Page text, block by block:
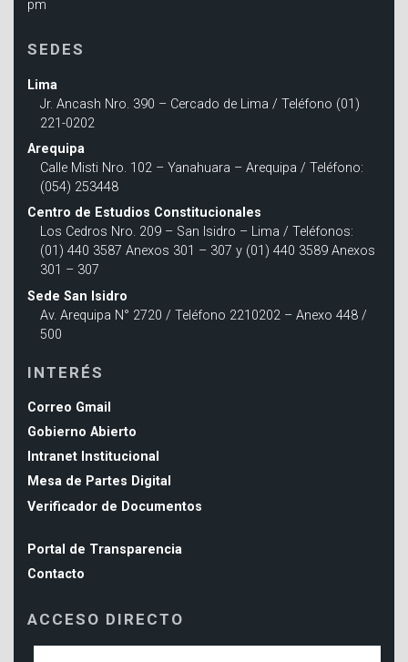
pm
SEDES
Lima
Jr. Ancash Nro. 390 – Cercado de Lima / Teléfono (01)
221-0202
Arequipa
Calle Misti Nro. 102 – Yanahuara – Arequipa / Teléfono:
(054) 253448
Centro de Estudios Constitucionales
Los Cedros Nro. 209 – San Isidro – Lima / Teléfonos:
(01) 440 3587 Anexos 301 – 307 y (01) 440 3589 Anexos
301 – 307
Sede San Isidro
Av. Arequipa N° 2720 / Teléfono 2210202 – Anexo 448 /
500
INTERÉS
Correo Gmail
Gobierno Abierto
Intranet Institucional
Mesa de Partes Digital
Verificador de Documentos
Portal de Transparencia
Contacto
ACCESO DIRECTO